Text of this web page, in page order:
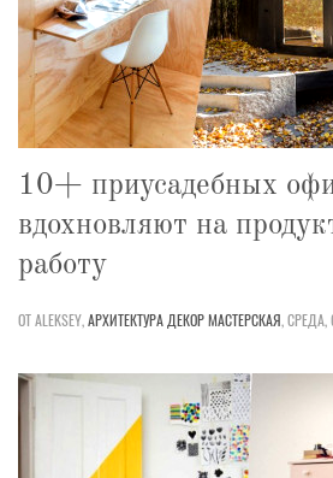
10+ приусадебных
вдохновляют на
работу
ОТ ALEKSEY,АРХИТЕКТУРА ДЕКОРМАСТЕРСКАЯ,СРЕДА,